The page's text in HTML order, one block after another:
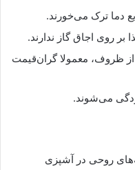
دما ترک می‌خورند.
بر روی اجاق گاز ندارند.
از ظروف، معمولا گران‌قیمت
می‌شوند.
روحی در آشپزی